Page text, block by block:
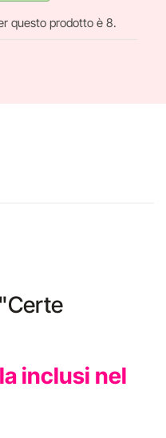
questo prodotto è 8.
inclusi nel